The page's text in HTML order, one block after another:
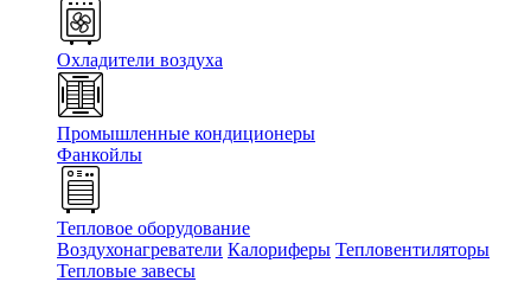
Охладители воздуха
Промышленные кондиционеры
Фанкойлы
Тепловое оборудование
Воздухонагреватели Калориферы Тепловентиляторы
Тепловые завесы